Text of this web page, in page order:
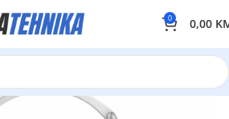
0 0,00